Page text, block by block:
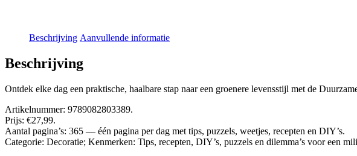
Beschrijving Aanvullende informatie
Beschrijving
Ontdek elke dag een praktische, haalbare stap naar een groenere levensstijl met de
Artikelnummer: 9789082803389.
Prijs: €27,99.
Aantal pagina’s: 365 — één pagina per dag met tips, puzzels, weetjes, recepten en DIY’s.
Categorie: Decoratie; Kenmerken: Tips, recepten, DIY’s, puzzels en dilemma’s voor een